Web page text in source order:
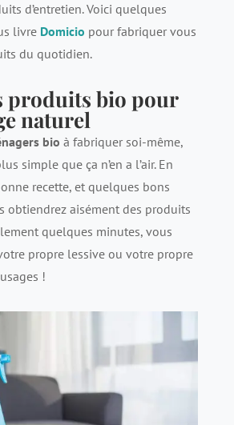
d’entretien. Voici quelques
livre Domicio pour fabriquer vous
du quotidien.
produits bio pour
naturel
bio à fabriquer soi-même,
simple que ça n’en a l’air. En
recette, et quelques bons
obtiendrez aisément des produits
quelques minutes, vous
propre lessive ou votre propre
!